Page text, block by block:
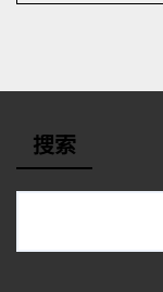
搜索